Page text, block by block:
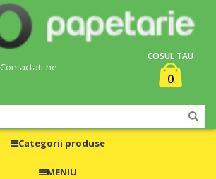
Contactati-ne
COSUL TAU
0
Categorii produse
MENIU